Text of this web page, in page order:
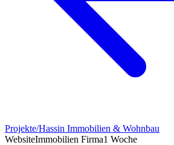
Projekte/Hassin Immobilien & Wohnbau
WebsiteImmobilien Firma1 Woche